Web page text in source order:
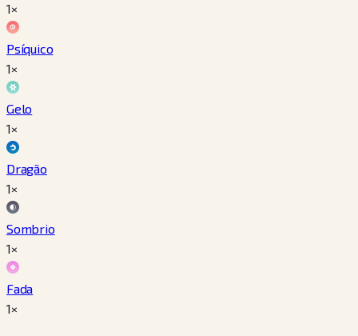
1×
Psíquico
1×
Gelo
1×
Dragão
1×
Sombrio
1×
Fada
1×